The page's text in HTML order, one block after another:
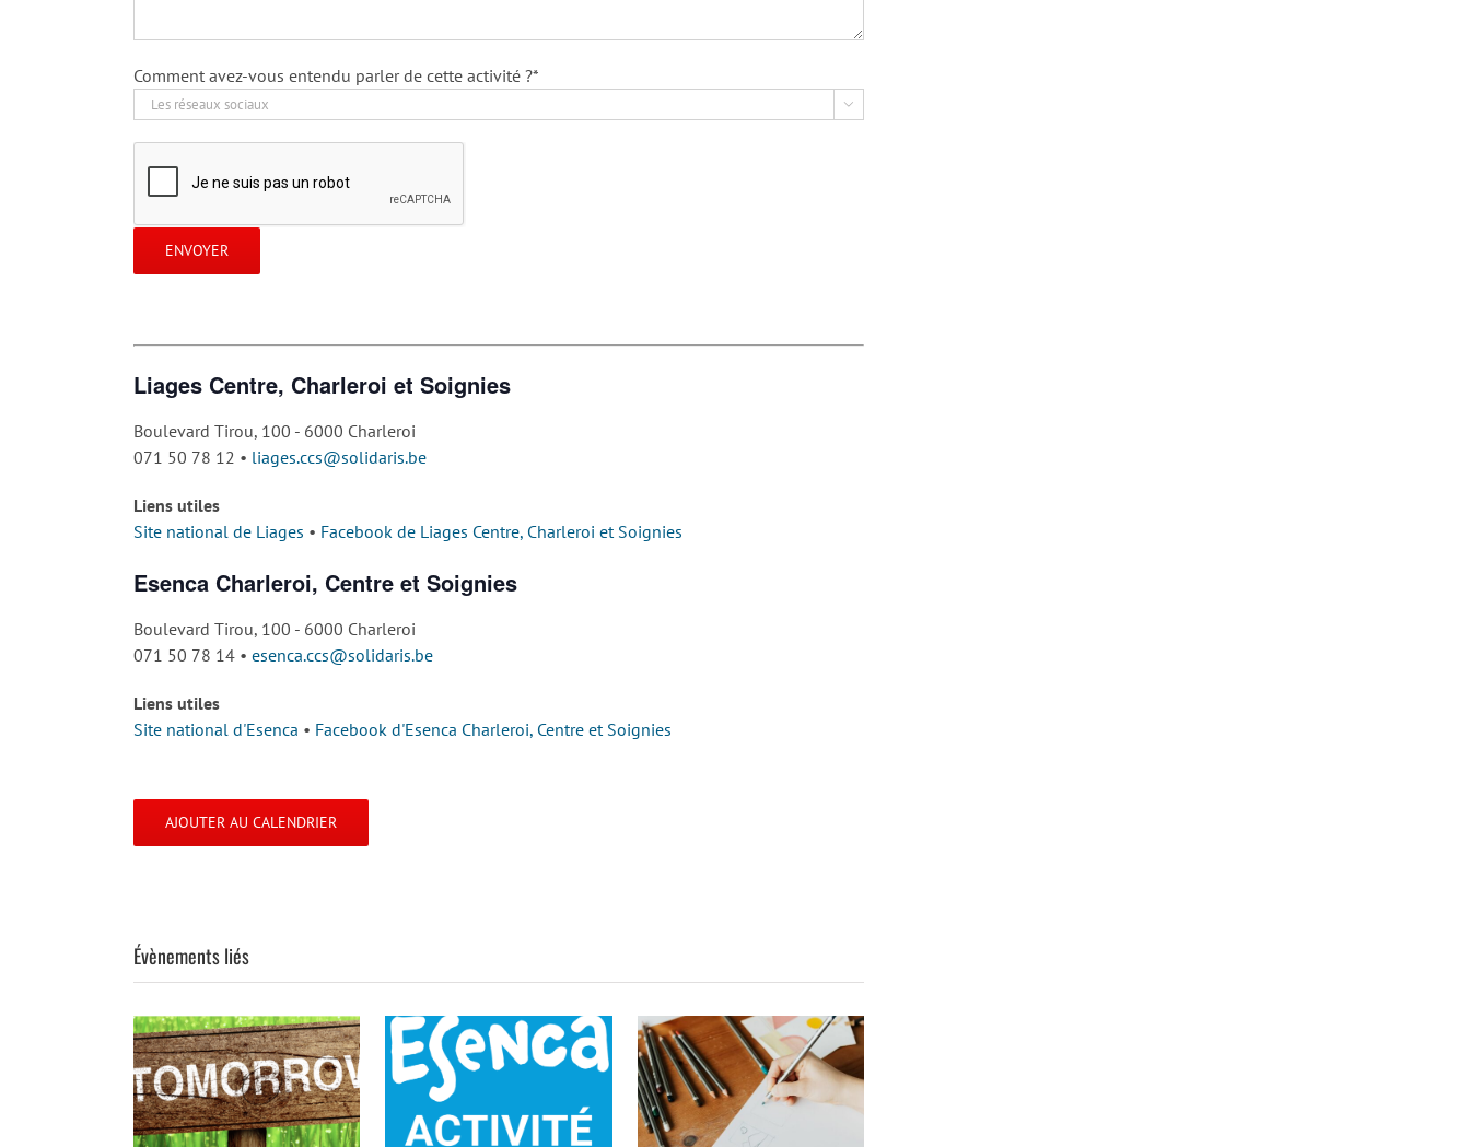
Comment avez-vous entendu parler de cette activité ?*

Liages Centre, Charleroi et Soignies
Boulevard Tirou, 100 - 6000 Charleroi
071 50 78 12 • liages.ccs@solidaris.be
Liens utiles
Site national de Liages • Facebook de Liages Centre, Charleroi et Soignies
Esenca Charleroi, Centre et Soignies
Boulevard Tirou, 100 - 6000 Charleroi
071 50 78 14 • esenca.ccs@solidaris.be
Liens utiles
Site national d'Esenca • Facebook d'Esenca Charleroi, Centre et Soignies
AJOUTER AU CALENDRIER
Évènements liés